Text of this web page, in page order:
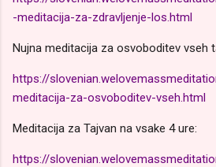
-meditacija-za-zdravljenje-los.html
Nujna meditacija za osvoboditev vseh
https://
meditacija-za-osvoboditev-vseh.html
Meditacija za Tajvan na vsake 4 ure:
https://